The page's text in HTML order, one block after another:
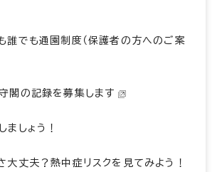
誰でも通園制度（保護者の方へのご案
閣の記録を募集します
ましょう！
大丈夫？熱中症リスクを見てみよう！